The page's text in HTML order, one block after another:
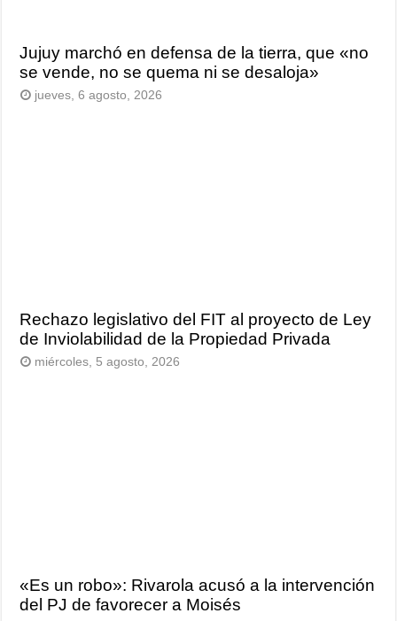
Jujuy marchó en defensa de la tierra, que «no
se vende, no se quema ni se desaloja»
jueves, 6 agosto, 2026
Rechazo legislativo del FIT al proyecto de Ley
de Inviolabilidad de la Propiedad Privada
miércoles, 5 agosto, 2026
«Es un robo»: Rivarola acusó a la intervención
del PJ de favorecer a Moisés